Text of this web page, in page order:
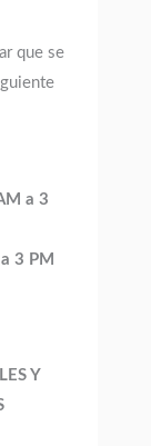
que se
a 3
3 PM
Y